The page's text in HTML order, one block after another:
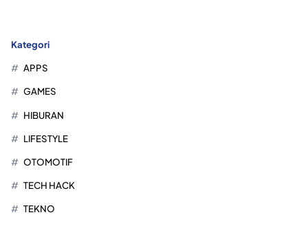
Kategori
APPS
GAMES
HIBURAN
LIFESTYLE
OTOMOTIF
TECH HACK
TEKNO